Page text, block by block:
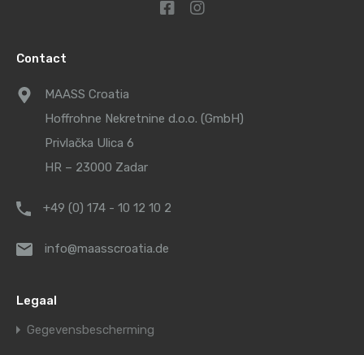
Contact
MAASS Croatia
Hoffrohne Nekretnine d.o.o. (GmbH)
Privlačka Ulica 6
HR – 23000 Zadar
+49 (0) 174 - 10 12 10 2
info@maasscroatia.de
Legaal
Gegevensbescherming